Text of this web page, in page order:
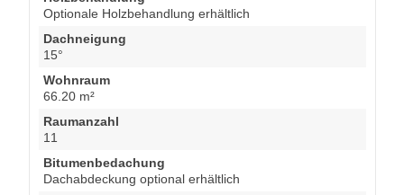
Optionale Holzbehandlung erhältlich
Dachneigung
15°
Wohnraum
66.20 m²
Raumanzahl
11
Bitumenbedachung
Dachabdeckung optional erhältlich